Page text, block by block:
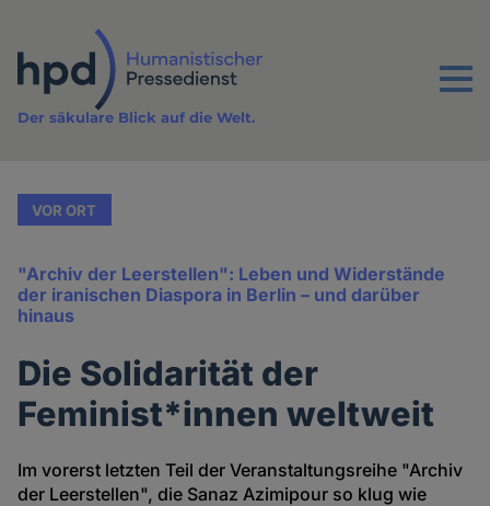
Inhalt
Menu
Der säkulare Blick auf die Welt.
VOR ORT
"Archiv der Leerstellen": Leben und Widerstände
der iranischen Diaspora in Berlin – und darüber
hinaus
Die Solidarität der
Feminist*innen weltweit
Im vorerst letzten Teil der Veranstaltungsreihe "Archiv
der Leerstellen", die Sanaz Azimipour so klug wie